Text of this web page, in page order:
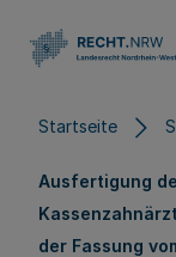
Startseite
Ausfertigung
der Fassung